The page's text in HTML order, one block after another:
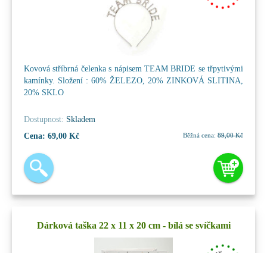
Kovová stříbrná čelenka s nápisem TEAM BRIDE se třpytivými
kamínky. Složení : 60% ŽELEZO, 20% ZINKOVÁ SLITINA,
20% SKLO
Dostupnost: Skladem
Cena: 69,00 Kč Běžná cena: 89,00 Kč
Dárková taška 22 x 11 x 20 cm - bílá se svíčkami